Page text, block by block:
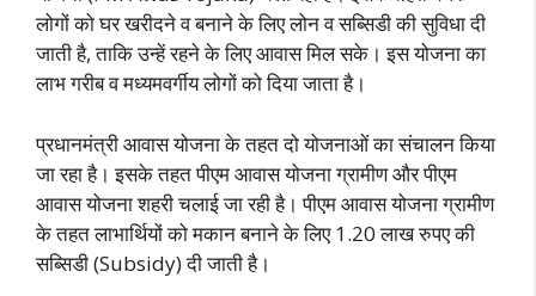
लोगों को घर खरीदने व बनाने के लिए लोन व सब्सिडी की सुविधा दी
जाती है, ताकि उन्हें रहने के लिए आवास मिल सके। इस योजना का
लाभ गरीब व मध्यमवर्गीय लोगों को दिया जाता है।
प्रधानमंत्री आवास योजना के तहत दो योजनाओं का संचालन किया
जा रहा है। इसके तहत पीएम आवास योजना ग्रामीण और पीएम
आवास योजना शहरी चलाई जा रही है। पीएम आवास योजना ग्रामीण
के तहत लाभार्थियों को मकान बनाने के लिए 1.20 लाख रुपए की
सब्सिडी (Subsidy) दी जाती है।